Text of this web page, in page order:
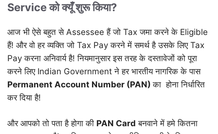
Service को क्यूँ शुरू किया?
आज भी ऐसे बहुत से Assessee हैं जो Tax जमा करने के Eligible
हैं! और वो हर व्यक्ति जो Tax Pay करने में समर्थ है उसके लिए Tax
Pay करना अनिवार्य है! नियमानुसार इस तरह के दस्तावेजों को पूरा
करने लिए Indian Government ने हर भारतीय नागरिक के पास
Permanent Account Number (PAN)का होना निर्धारित
कर दिया है!
और आपको तो पता है होगा की PAN Card बनवाने में हमे कितना